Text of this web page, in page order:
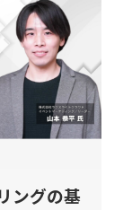
ングの基